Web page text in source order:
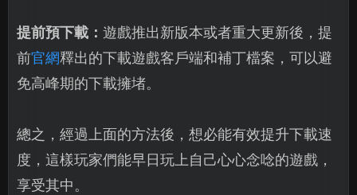
提前預下載： 遊戲推出新版本或者重大更新後，提
前官網釋出的下載遊戲客戶端和補丁檔案，可以避
免高峰期的下載擁堵。
總之，經過上面的方法後，想必能有效提升下載速
度，這樣玩家們能早日玩上自己心心念唸的遊戲，
享受其中。